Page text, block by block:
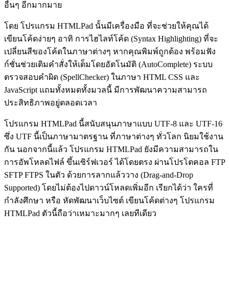
อื่นๆ อีกมากมาย
โดย โปรแกรม HTMLPad นั้นมีเครื่องมือ ที่จะช่วยให้คุณได้
เขียนโค้ดง่ายๆ อาทิ การไฮไลท์โค้ด (Syntax Highlighting) ที่จะ
เปลี่ยนสีของโค้ดในภาษาต่างๆ หากคุณพิมพ์ถูกต้อง พร้อมฟัง
ก์ชั่นช่วยเติมคำสั่งให้เต็มโดยอัตโนมัติ (AutoComplete) ระบบ
ตรวจสอบคำผิด (SpellChecker) ในภาษา HTML CSS และ
JavaScript แถมทั้งหมดทั้งมวลนี้ มีการพัฒนาความสามารถ
ประสิทธิภาพอยู่ตลอดเวลา
โปรแกรม HTMLPad นี้สนับสนุนภาษาแบบ UTF-8 และ UTF-16
ซึ่ง UTF นี้เป็นภาษามาตรฐาน ที่ภาษาต่างๆ ทั่วโลก นิยมใช้งาน
กัน นอกจากนี้แล้ว โปรแกรม HTMLPad ยังมีความสามารถใน
การอัพโหลดไฟล์ ขึ้นเซิร์ฟเวอร์ ได้โดยตรง ผ่านโปรโตคอล FTP
SFTP FTPS ในตัว ด้วยการลากแล้ววาง (Drag-and-Drop
Supported) โดยไม่ต้องไปดาวน์โหลดเพิ่มอีก เรียกได้ว่า ใครที่
กำลังศึกษา หรือ หัดพัฒนาเว็บไซต์ เขียนโค้ดต่างๆ โปรแกรม
HTMLPad ตัวนี้ถือว่าเหมาะมากๆ เลยทีเดียว